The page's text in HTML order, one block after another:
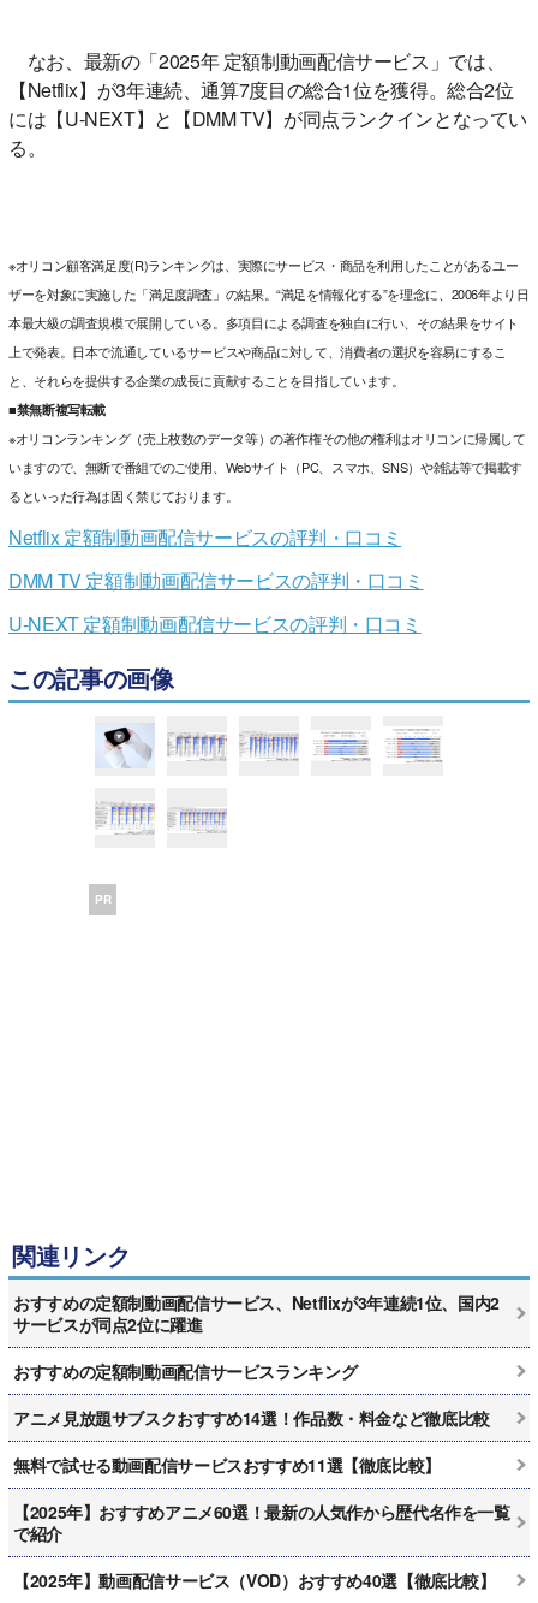
なお、最新の「2025年 定額制動画配信サービス」では、
【Netflix】が3年連続、通算7度目の総合1位を獲得。総合2位
には【U-NEXT】と【DMM TV】が同点ランクインとなってい
る。
※オリコン顧客満足度(R)ランキングは、実際にサービス・商品を利用したことがあるユー
ザーを対象に実施した「満足度調査」の結果。“満足を情報化する”を理念に、2006年より日
本最大級の調査規模で展開している。多項目による調査を独自に行い、その結果をサイト
上で発表。日本で流通しているサービスや商品に対して、消費者の選択を容易にするこ
と、それらを提供する企業の成長に貢献することを目指しています。
■禁無断複写転載
※オリコンランキング（売上枚数のデータ等）の著作権その他の権利はオリコンに帰属して
いますので、無断で番組でのご使用、Webサイト（PC、スマホ、SNS）や雑誌等で掲載す
るといった行為は固く禁じております。
Netflix 定額制動画配信サービスの評判・口コミ
DMM TV 定額制動画配信サービスの評判・口コミ
U-NEXT 定額制動画配信サービスの評判・口コミ
この記事の画像
PR
関連リンク
おすすめの定額制動画配信サービス、Netflixが3年連続1位、国内2
サービスが同点2位に躍進
おすすめの定額制動画配信サービスランキング
アニメ見放題サブスクおすすめ14選！作品数・料金など徹底比較
無料で試せる動画配信サービスおすすめ11選【徹底比較】
【2025年】おすすめアニメ60選！最新の人気作から歴代名作を一覧
で紹介
【2025年】動画配信サービス（VOD）おすすめ40選【徹底比較】